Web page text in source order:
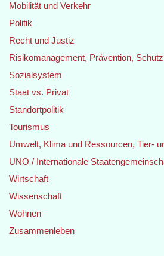
Mobilität und Verkehr
Politik
Recht und Justiz
Risikomanagement, Prävention,
Sozialsystem
Staat vs. Privat
Standortpolitik
Tourismus
Umwelt, Klima und Ressourcen, Tier-
UNO / Internationale
Wirtschaft
Wissenschaft
Wohnen
Zusammenleben